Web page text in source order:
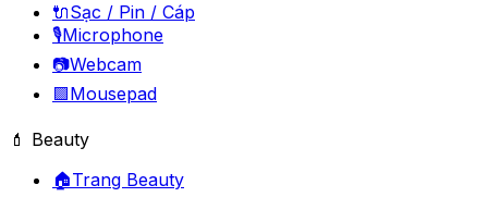
🔌Sạc / Pin / Cáp
🎙️Microphone
📷Webcam
🟪Mousepad
💄 Beauty
🏠Trang Beauty